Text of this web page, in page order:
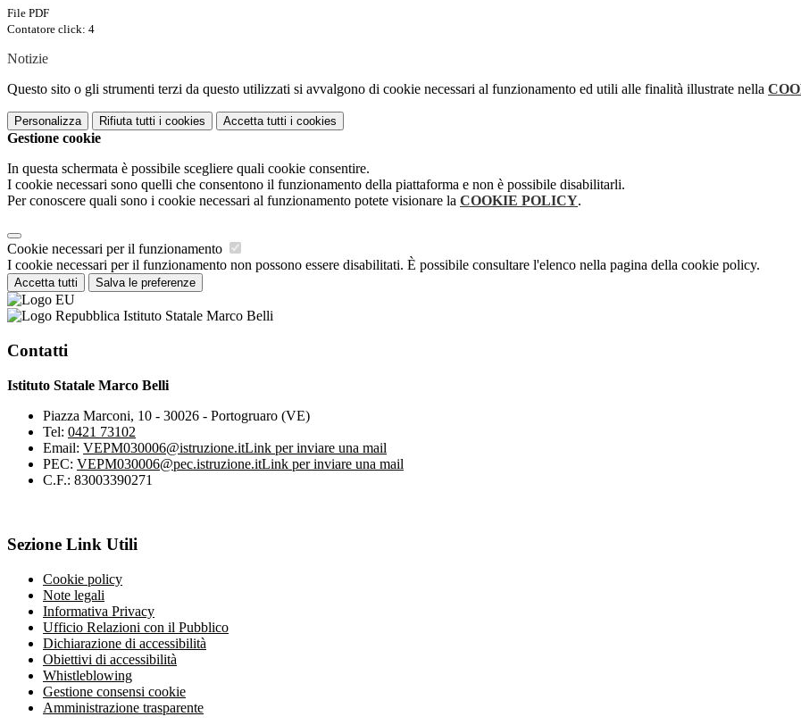
File PDF
Contatore click: 4
Notizie
Questo sito o gli strumenti terzi da questo utilizzati si avvalgono di cookie necessari al funzionamento ed utili alle finalità illustrate nella
Personalizza Rifiuta tutti i cookies Accetta tutti i cookies
Gestione cookie
In questa schermata è possibile scegliere quali cookie consentire.
I cookie necessari sono quelli che consentono il funzionamento della piattaforma e non è possibile disabilitarli.
Per conoscere quali sono i cookie necessari al funzionamento potete visionare la COOKIE POLICY.
Cookie necessari per il funzionamento
I cookie necessari per il funzionamento non possono essere disabilitati. È possibile consultare l'elenco nella pagina della cookie policy.
Accetta tutti Salva le preferenze
Istituto Statale Marco Belli
Contatti
Istituto Statale Marco Belli
Piazza Marconi, 10 - 30026 - Portogruaro (VE)
Tel: 0421 73102
Email: VEPM030006@istruzione.itLink per inviare una mail
PEC: VEPM030006@pec.istruzione.itLink per inviare una mail
C.F.: 83003390271
Sezione Link Utili
Cookie policy
Note legali
Informativa Privacy
Ufficio Relazioni con il Pubblico
Dichiarazione di accessibilità
Obiettivi di accessibilità
Whistleblowing
Gestione consensi cookie
Amministrazione trasparente